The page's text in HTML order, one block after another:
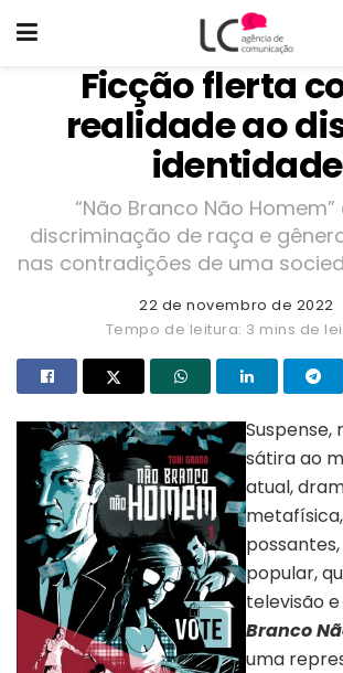
Ficção flerta
realidade ao
identidade
“Não Branco Não
discriminação de raça e
nas contradições de uma
22 de novembro de 2022
Tempo de leitura: 3 mins de
Suspense,
sátira ao
atual,
popular,
televisão
Branco
uma